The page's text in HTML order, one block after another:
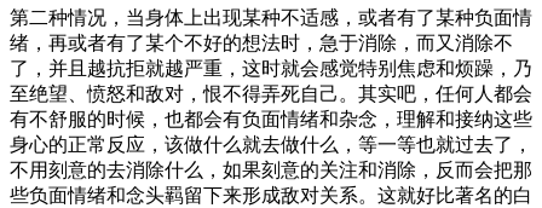
第二种情况，当身体上出现某种不适感，或者有了某种负面情
绪，再或者有了某个不好的想法时，急于消除，而又消除不
了，并且越抗拒就越严重，这时就会感觉特别焦虑和烦躁，乃
至绝望、愤怒和敌对，恨不得弄死自己。其实吧，任何人都会
有不舒服的时候，也都会有负面情绪和杂念，理解和接纳这些
身心的正常反应，该做什么就去做什么，等一等也就过去了，
不用刻意的去消除什么，如果刻意的关注和消除，反而会把那
些负面情绪和念头羁留下来形成敌对关系。这就好比著名的白